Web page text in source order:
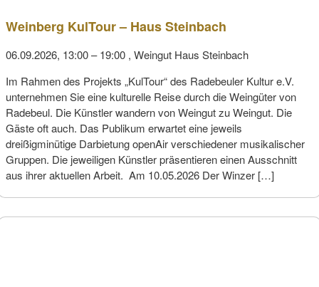
Weinberg KulTour – Haus Steinbach
06.09.2026, 13:00–19:00 , Weingut Haus Steinbach
Im Rahmen des Projekts „KulTour“ des Radebeuler Kultur e.V.
unternehmen Sie eine kulturelle Reise durch die Weingüter von
Radebeul. Die Künstler wandern von Weingut zu Weingut. Die
Gäste oft auch. Das Publikum erwartet eine jeweils
dreißigminütige Darbietung openAir verschiedener musikalischer
Gruppen. Die jeweiligen Künstler präsentieren einen Ausschnitt
aus ihrer aktuellen Arbeit. Am 10.05.2026 Der Winzer […]